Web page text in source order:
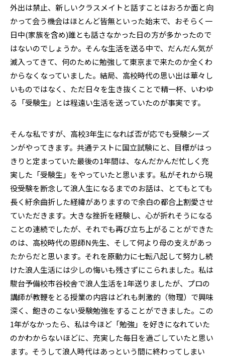
外出は禁止、新しいクラスメイトと話すことはおろか面と向
かって会う機会はほとんど皆無といった始末で、おそらく一
日中(家族を含め)誰とも話さなかった日の方が多かったので
はないのでしょうか。そんな生活を送る中で、だんだん気が
滅入ってきて、何のために勉強して東京まで来たのか全くわ
からなくなっていました。結局、高校時代の思い出は華々し
いものではなく、ただ日々を生き抜くことで精一杯、いわゆ
る「受験生」とは程遠い生活を送っていたのが事実です。
そんな私ですが、高校3年生になれば否が応でも受験シーズ
ンがやってきます。共通テストに国立試験にと、目標がはっ
きりと定まっていた最後の1年間は、なんだかんだ忙しく充
実した「受験生」をやっていたと思います。私がそれから現
役受験を断念して浪人生になるまでのお話は、とてもとても
長く紆余曲折した経緯がありますので余白の都合上割愛させ
ていただきます。大きな挫折を経験し、心が折れそうになる
ことの連続でしたが、それでも再び立ち上がることができた
のは、高校時代の恩師N先生、そして何より母の支えがあっ
たからだと思います。それを原動力に七転八起して努力し続
けた浪人生活には少しの悔いも残さずにこられました。私は
駿台予備校市谷校舎で浪人生活を1年送りましたが、プロの
講師が教鞭をとる授業の内容はどれも刺激的（物理）で興味
深く、飽きのこない受験勉強をすることができました。この
1年がなかったら、私は今ほど「勉強」を好きになれていた
のかわからないほどに、充実した毎日を過ごしていたと思い
ます。そうして浪人時代はあっという間に終わってしまい